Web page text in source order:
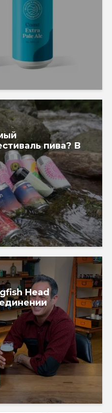
пива? В
Head